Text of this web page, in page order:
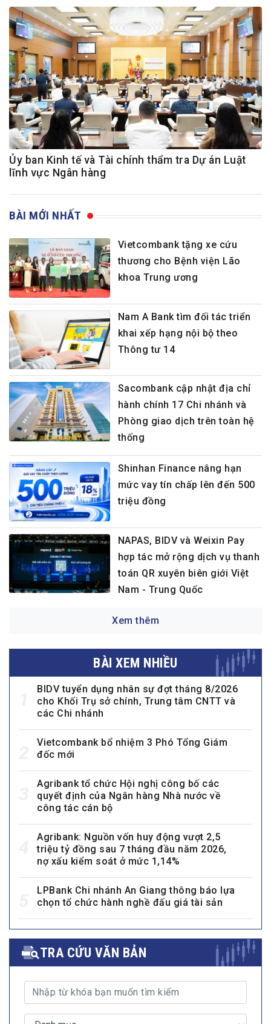
Ủy ban Kinh tế và Tài chính thẩm tra Dự án Luật
lĩnh vực Ngân hàng
BÀI MỚI NHẤT
Vietcombank tặng xe cứu
thương cho Bệnh viện Lão
khoa Trung ương
Nam A Bank tìm đối tác triển
khai xếp hạng nội bộ theo
Thông tư 14
Sacombank cập nhật địa chỉ
hành chính 17 Chi nhánh và
Phòng giao dịch trên toàn hệ
thống
Shinhan Finance nâng hạn
mức vay tín chấp lên đến 500
triệu đồng
NAPAS, BIDV và Weixin Pay
hợp tác mở rộng dịch vụ thanh
toán QR xuyên biên giới Việt
Nam - Trung Quốc
Xem thêm
BÀI XEM NHIỀU
BIDV tuyển dụng nhân sự đợt tháng 8/2026
cho Khối Trụ sở chính, Trung tâm CNTT và
các Chi nhánh
Vietcombank bổ nhiệm 3 Phó Tổng Giám
đốc mới
Agribank tổ chức Hội nghị công bố các
quyết định của Ngân hàng Nhà nước về
công tác cán bộ
Agribank: Nguồn vốn huy động vượt 2,5
triệu tỷ đồng sau 7 tháng đầu năm 2026,
nợ xấu kiểm soát ở mức 1,14%
LPBank Chi nhánh An Giang thông báo lựa
chọn tổ chức hành nghề đấu giá tài sản
TRA CỨU VĂN BẢN